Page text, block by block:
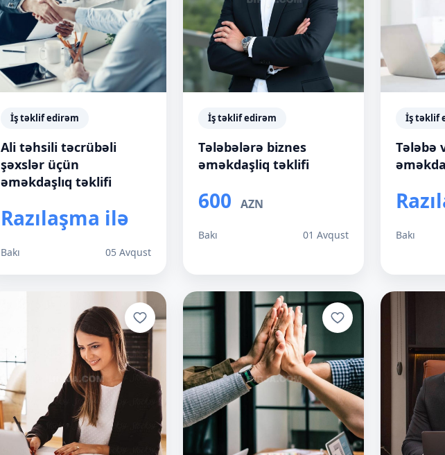
İş təklif edirəm
Ali təhsili təcrübəli
şəxslər üçün
əməkdaşlıq təklifi
Razılaşma ilə
Bakı 05 Avqust
İş təklif edirəm
Tələbələrə biznes
əməkdaşliq təklifi
600 AZN
Bakı 01 Avqust
İş təklif
Tələbə
Bakı